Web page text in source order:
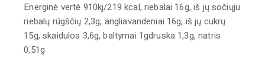
Energinė vertė 910kj/219 kcal, riebalai 16g, iš jų sočiųju
riebalų rūgščių 2,3g, angliavandeniai 16g, iš jų cukrų
15g, skaidulos 3,6g, baltymai 1gdruska 1,3g, natris
0,51g